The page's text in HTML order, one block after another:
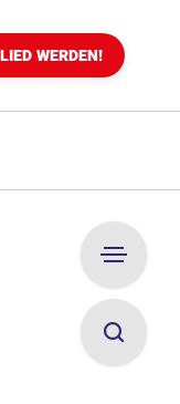
WERDEN!